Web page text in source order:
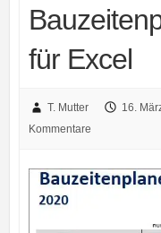
für Excel
T. Mutter 16.
Kommentare